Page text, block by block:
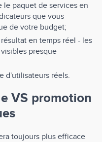
le paquet de services en
que vous
de votre budget;
en temps réel - les
presque
d'utilisateurs réels.
VS promotion
toujours plus efficace